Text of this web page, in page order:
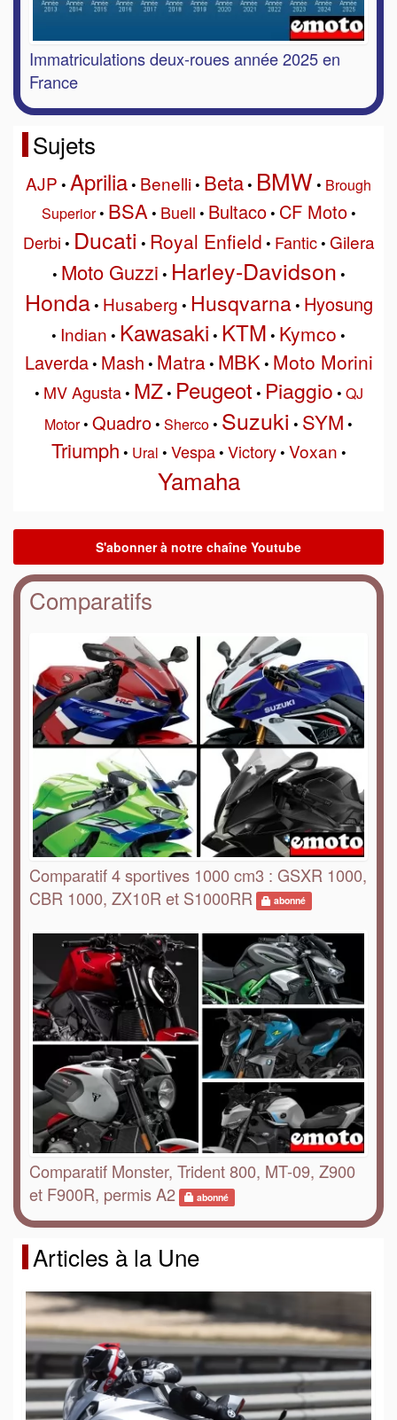
Immatriculations deux-roues année 2025 en
France
Sujets
AJP • Aprilia• Benelli• Beta• BMW • Brough
Superior• BSA• Buell • Bultaco• CF Moto•
Derbi • Ducati • Royal Enfield • Fantic• Gilera
• Moto Guzzi • Harley-Davidson •
Honda• Husaberg • Husqvarna• Hyosung
• Indian • Kawasaki • KTM • Kymco •
Laverda• Mash • Matra• MBK• Moto Morini
• MV Agusta• MZ• Peugeot • Piaggio • QJ
Motor• Quadro• Sherco• Suzuki • SYM •
Triumph • Ural • Vespa• Victory• Voxan •
Yamaha
Comparatifs
Comparatif 4 sportives 1000 cm3 : GSXR 1000,
CBR 1000, ZX10R et S1000RR
abonné
Comparatif Monster, Trident 800, MT-09, Z900
et F900R, permis A2
abonné
Articles à la Une